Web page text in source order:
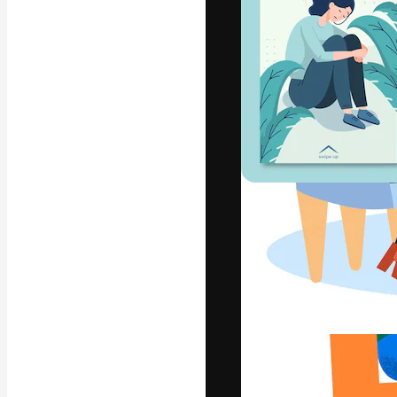
La piattaforma
migliori lavori.
creativi,
Italiano
Copyright ©